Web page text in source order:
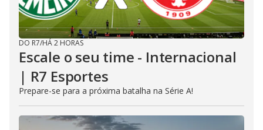
DO R7/HÁ 2 HORAS
Escale o seu time - Internacional
| R7 Esportes
Prepare-se para a próxima batalha na Série A!